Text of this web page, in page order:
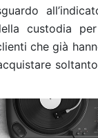
custodia
che già